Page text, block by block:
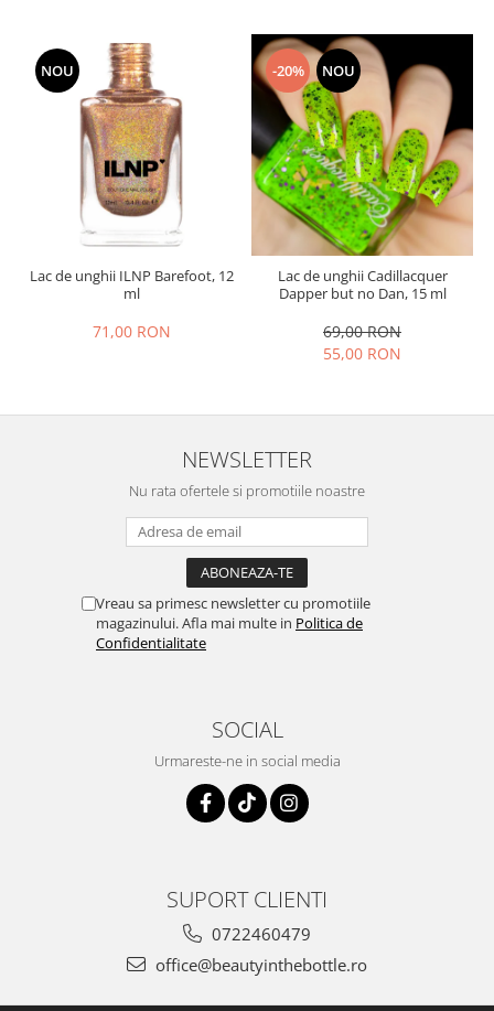
NOU
Lac de unghii ILNP Barefoot, 12
ml
71,00 RON
-20% NOU
Lac de unghii Cadillacquer
Dapper but no Dan, 15 ml
69,00 RON
55,00 RON
NEWSLETTER
Nu rata ofertele si promotiile noastre
Vreau sa primesc newsletter cu promotiile
magazinului. Afla mai multe in Politica de
Confidentialitate
SOCIAL
Urmareste-ne in social media
SUPORT CLIENTI
0722460479
office@beautyinthebottle.ro